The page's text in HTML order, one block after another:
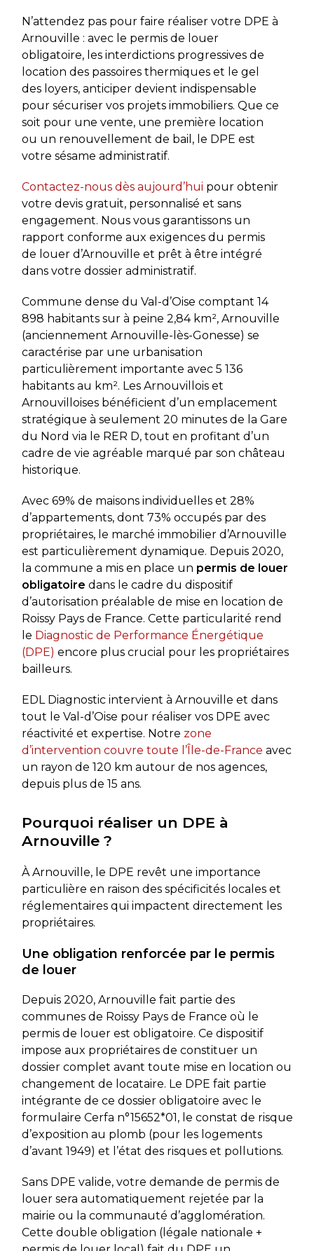
N’attendez pas pour faire réaliser votre DPE à
Arnouville : avec le permis de louer
obligatoire, les interdictions progressives de
location des passoires thermiques et le gel
des loyers, anticiper devient indispensable
pour sécuriser vos projets immobiliers. Que ce
soit pour une vente, une première location
ou un renouvellement de bail, le DPE est
votre sésame administratif.
Contactez-nous dès aujourd’hui pour obtenir
votre devis gratuit, personnalisé et sans
engagement. Nous vous garantissons un
rapport conforme aux exigences du permis
de louer d’Arnouville et prêt à être intégré
dans votre dossier administratif.
Commune dense du Val-d’Oise comptant 14
898 habitants sur à peine 2,84 km², Arnouville
(anciennement Arnouville-lès-Gonesse) se
caractérise par une urbanisation
particulièrement importante avec 5 136
habitants au km². Les Arnouvillois et
Arnouvilloises bénéficient d’un emplacement
stratégique à seulement 20 minutes de la Gare
du Nord via le RER D, tout en profitant d’un
cadre de vie agréable marqué par son château
historique.
Avec 69% de maisons individuelles et 28%
d’appartements, dont 73% occupés par des
propriétaires, le marché immobilier d’Arnouville
est particulièrement dynamique. Depuis 2020,
la commune a mis en place un permis de louer
obligatoire dans le cadre du dispositif
d’autorisation préalable de mise en location de
Roissy Pays de France. Cette particularité rend
le Diagnostic de Performance Énergétique
(DPE) encore plus crucial pour les propriétaires
bailleurs.
EDL Diagnostic intervient à Arnouville et dans
tout le Val-d’Oise pour réaliser vos DPE avec
réactivité et expertise. Notre zone
d’intervention couvre toute l’Île-de-France avec
un rayon de 120 km autour de nos agences,
depuis plus de 15 ans.
Pourquoi réaliser un DPE à
Arnouville ?
À Arnouville, le DPE revêt une importance
particulière en raison des spécificités locales et
réglementaires qui impactent directement les
propriétaires.
Une obligation renforcée par le permis
de louer
Depuis 2020, Arnouville fait partie des
communes de Roissy Pays de France où le
permis de louer est obligatoire. Ce dispositif
impose aux propriétaires de constituer un
dossier complet avant toute mise en location ou
changement de locataire. Le DPE fait partie
intégrante de ce dossier obligatoire avec le
formulaire Cerfa n°15652*01, le constat de risque
d’exposition au plomb (pour les logements
d’avant 1949) et l’état des risques et pollutions.
Sans DPE valide, votre demande de permis de
louer sera automatiquement rejetée par la
mairie ou la communauté d’agglomération.
Cette double obligation (légale nationale +